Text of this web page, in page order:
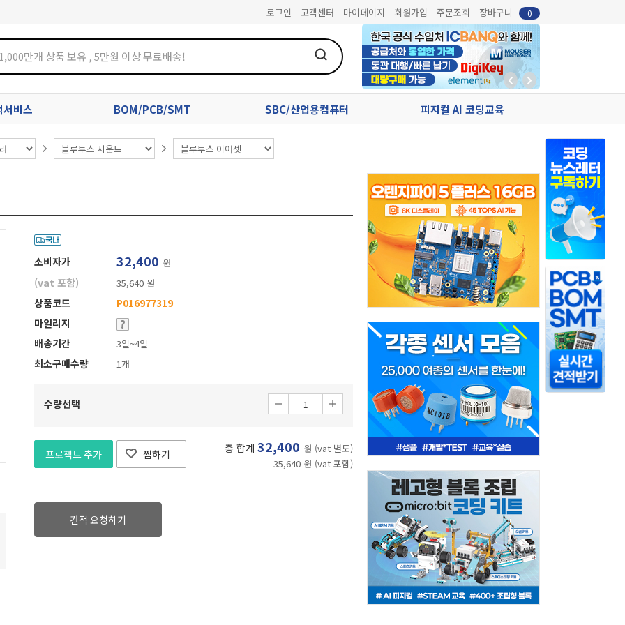
로그인 고객센터 마이페이지 회원가입 주문조회 장바구니 0
비스 BOM/PCB/SMT SBC/산업용컴퓨터 피지컬 AI 코딩교육
소비자가 32,400 원
(vat 포함) 35,640 원
상품코드
P016977319
마일리지
배송기간
3일~4일
최소구매수량 1개
수량선택
프로젝트 추가 찜하기 총 합계 32,400 원 (vat 별도)
35,640 원 (vat 포함)
견적 요청하기